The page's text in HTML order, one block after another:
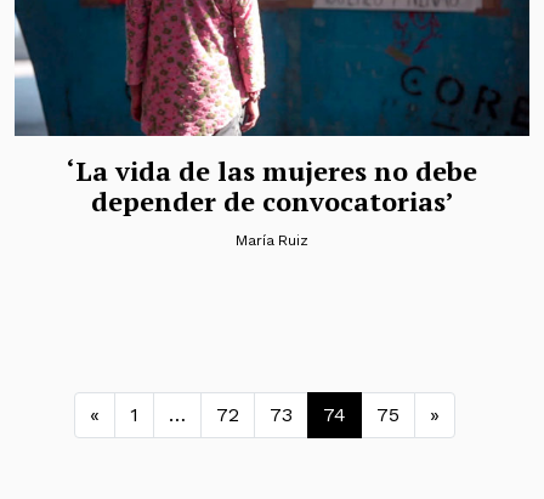
‘La vida de las mujeres no debe
depender de convocatorias’
María Ruiz
Navegación de entradas
« 1 … 72 73 74 75 »